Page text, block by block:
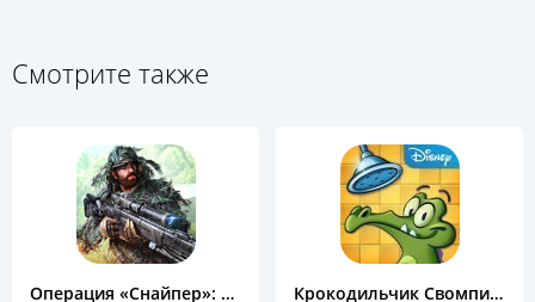
Смотрите также
Операция «Снайпер»: Топ 3D шутер Крокодильчик Свомпи Free